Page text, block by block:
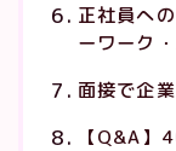
正社員へ
ーワーク
面接で企
【Q&A】